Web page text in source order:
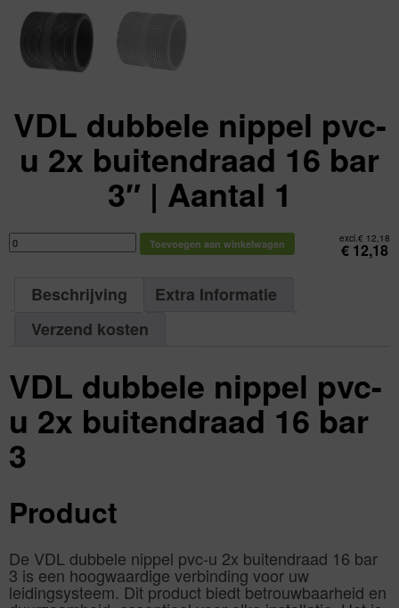
VDL dubbele nippel pvc-
u 2x buitendraad 16 bar
3″ | Aantal 1
excl.€ 12,18
€ 12,18
VDL
dubbele
nippel
buitendraad
Toevoegen aan winkelwagen
Beschrijving
Extra Informatie
Verzend kosten
VDL dubbele nippel pvc-
u 2x buitendraad 16 bar
3
Product
De VDL dubbele nippel pvc-u 2x buitendraad 16 bar
3 is een hoogwaardige verbinding voor uw
leidingsysteem. Dit product biedt betrouwbaarheid en